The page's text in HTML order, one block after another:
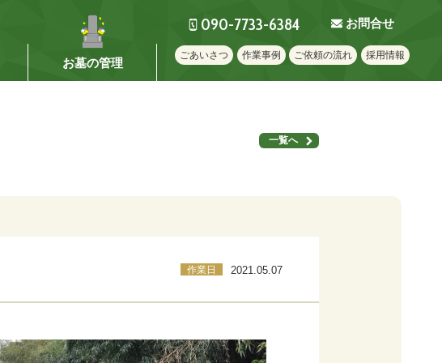
お墓の管理
090-7733-6384 お問合せ
ごあいさつ 作業事例 ご依頼の流れ 採用情報
一覧へ
作業日 2021.05.07